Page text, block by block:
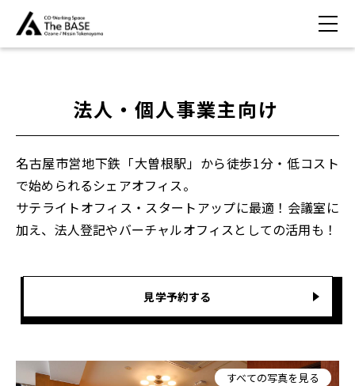
法人・個人事業主向け
名古屋市営地下鉄「大曽根駅」から徒歩1分・低コスト
で始められるシェアオフィス。
サテライトオフィス・スタートアップに最適！会議室に
加え、法人登記やバーチャルオフィスとしての活用も！
見学予約する
すべての写真を見る